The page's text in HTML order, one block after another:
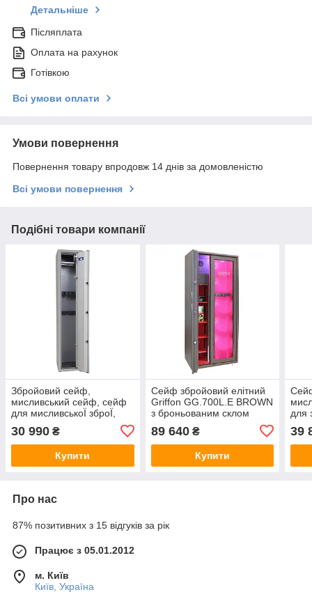
Детальніше
Післяплата
Оплата на рахунок
Готівкою
Всі умови оплати
Умови повернення
Повернення товару впродовж 14 днів за домовленістю
Всі умови повернення
Подібні товари компанії
Збройовий сейф,
мисливський сейф, сейф
для мисливськоЇ зброЇ,
GE.300.E на 5 стволів
1512(в)х300(ш)х350(гл)
30 990 ₴
Купити
Сейф збройовий елітний
Griffon GG.700L.E BROWN
з броньованим склом
89 640₴
Купити
для
на
39
Про нас
87% позитивних з 15 відгуків за рік
Працює з 05.01.2012
м. Київ
Київ, Україна